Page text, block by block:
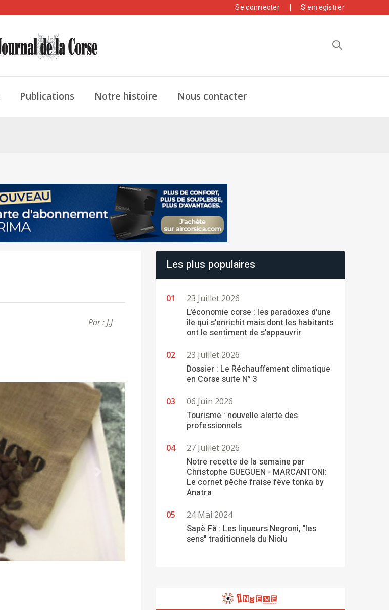
Se connecter S'enregistrer
Publications Notre histoire Nous contacter
Par : J.J
Suivant
Les plus populaires
23 Juillet 2026
L'économie corse : les paradoxes d'une
île qui s'enrichit mais dont les habitants
ont le sentiment de s'appauvrir
23 Juillet 2026
Dossier : Le Réchauffement climatique
en Corse suite N° 3
06 Juin 2026
Tourisme : nouvelle alerte des
professionnels
27 Juillet 2026
Notre recette de la semaine par
Christophe GUEGUEN - MARCANTONI:
Le cornet pêche fraise fève tonka by
Anatra
24 Mai 2024
Sapè Fà : Les liqueurs Negroni, "les
sens" traditionnels du Niolu